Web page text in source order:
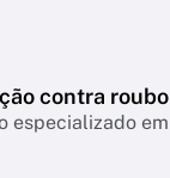
contra
especializado